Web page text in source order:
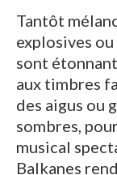
Tantôt
explosives ou
sont
aux timbres
des aigus ou
sombres,
musical
Balkanes